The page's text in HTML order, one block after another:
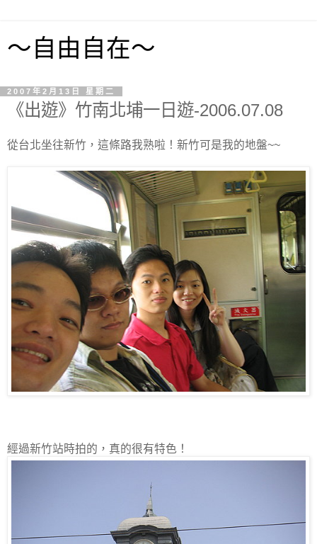
～自由自在～
2007年2月13日 星期二
《出遊》竹南北埔一日遊-2006.07.08
從台北坐往新竹，這條路我熟啦！新竹可是我的地盤~~
經過新竹站時拍的，真的很有特色！